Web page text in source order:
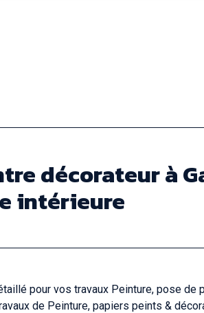
décorateur à
intérieure
pour vos travaux Peinture, pose de
de Peinture, papiers peints &